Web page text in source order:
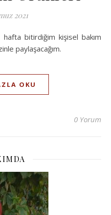
2021
paylaşacağım.
OKU
0 Yorum